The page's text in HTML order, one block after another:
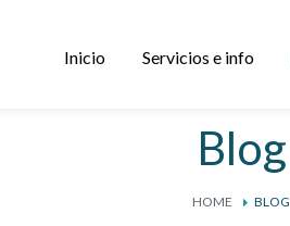
Inicio Servicios e info
Blog
HOME BLOG